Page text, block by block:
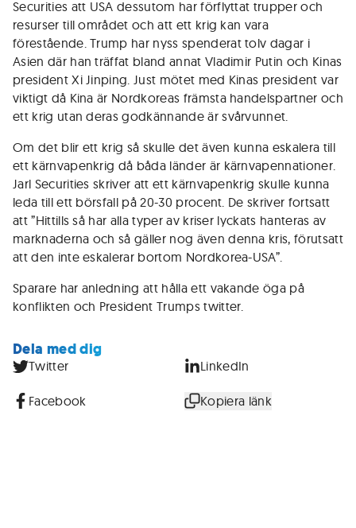
Securities att USA dessutom har förflyttat trupper och
resurser till området och att ett krig kan vara
förestående. Trump har nyss spenderat tolv dagar i
Asien där han träffat bland annat Vladimir Putin och Kinas
president Xi Jinping. Just mötet med Kinas president var
viktigt då Kina är Nordkoreas främsta handelspartner och
ett krig utan deras godkännande är svårvunnet.
Om det blir ett krig så skulle det även kunna eskalera till
ett kärnvapenkrig då båda länder är kärnvapennationer.
Jarl Securities skriver att ett kärnvapenkrig skulle kunna
leda till ett börsfall på 20-30 procent. De skriver fortsatt
att ”Hittills så har alla typer av kriser lyckats hanteras av
marknaderna och så gäller nog även denna kris, förutsatt
att den inte eskalerar bortom Nordkorea-USA”.
Sparare har anledning att hålla ett vakande öga på
konflikten och President Trumps twitter.
Dela med dig
Twitter LinkedIn
Facebook Kopiera länk